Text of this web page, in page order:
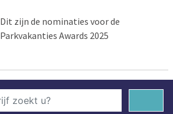
Dit zijn de nominaties voor de
Parkvakanties Awards 2025